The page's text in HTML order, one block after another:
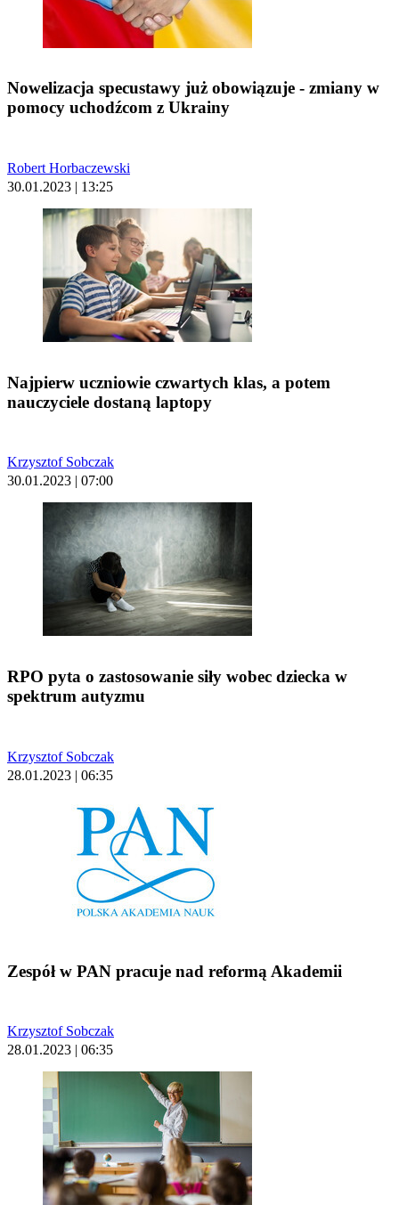
Nowelizacja specustawy już obowiązuje - zmiany w
pomocy uchodźcom z Ukrainy
Robert Horbaczewski
30.01.2023 | 13:25
Najpierw uczniowie czwartych klas, a potem
nauczyciele dostaną laptopy
Krzysztof Sobczak
30.01.2023 | 07:00
RPO pyta o zastosowanie siły wobec dziecka w
spektrum autyzmu
Krzysztof Sobczak
28.01.2023 | 06:35
Zespół w PAN pracuje nad reformą Akademii
Krzysztof Sobczak
28.01.2023 | 06:35